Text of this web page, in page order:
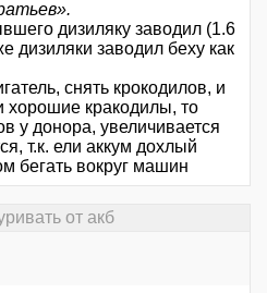
дизиляку заводил (1.6
дизиляки заводил беху как
снять крокодилов, и
хорошие кракодилы, то
у донора, увеличивается
т.к. ели аккум дохлый
бегать вокруг машин
от акб